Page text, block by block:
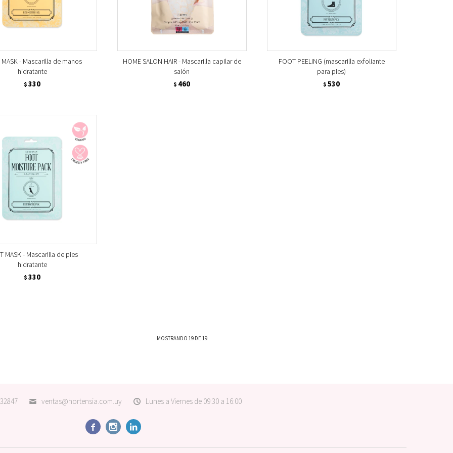
MASK - Mascarilla de manos
hidratante
$ 330
HOME SALON HAIR - Mascarilla capilar de
salón
$ 460
FOOT PEELING (mascarilla exfoliante
para pies)
$ 530
MASK - Mascarilla de pies
hidratante
$ 330
MOSTRANDO 19 DE 19
ventas@hortensia.com.uy Lunes a Viernes de 09:30 a 16:00
  